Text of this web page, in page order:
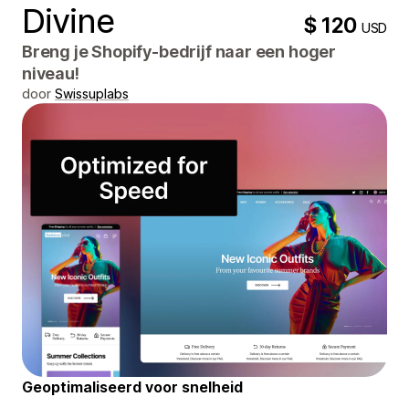
Divine $ 120USD
Breng je Shopify-bedrijf naar een hoger
niveau!
door Swissuplabs
Geoptimaliseerd voor snelheid